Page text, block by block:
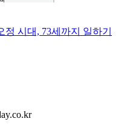
정 시대, 73세까지 일하기